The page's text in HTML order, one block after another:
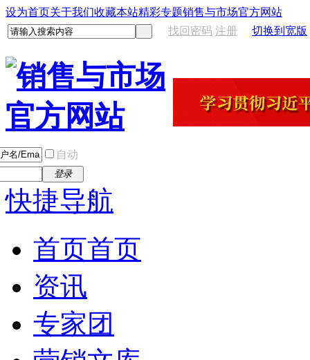
设为首页关于我们收藏本站精彩专题销售与市场官方网站
找回密码 注册 切换到宽版
自动
登录
快捷导航
首页首页
资讯
专家团